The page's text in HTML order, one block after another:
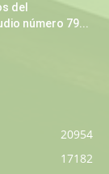
del
número 79...
20954
17182